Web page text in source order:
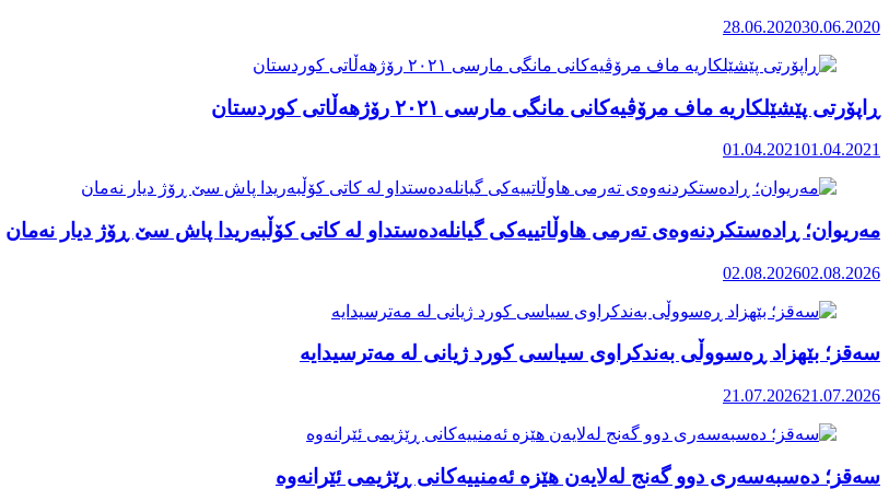
28.06.202030.06.2020
ڕاپۆرتی پێشێلکاریە ماف مرۆڤیەکانی مانگی مارسی ٢٠٢١ رۆژهەڵاتی کوردستان
01.04.202101.04.2021
مەریوان؛ ڕادەستکردنەوەی تەرمی هاوڵاتییەکی گیانلەدەستداو لە کاتی کۆڵبەریدا پاش سێ ڕۆژ دیار نەمان
02.08.202602.08.2026
سەقز؛ بێهزاد ڕەسووڵی بەندکراوی سیاسی کورد ژیانی لە مەترسیدایە
21.07.202621.07.2026
سەقز؛ دەسبەسەری دوو گەنج لەلایەن هێزە ئەمنییەکانی ڕێژیمی ئێرانەوە